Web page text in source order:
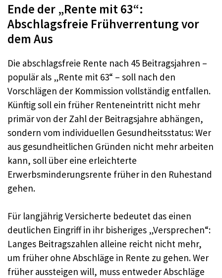
Ende der „Rente mit 63“:
Abschlagsfreie Frühverrentung vor
dem Aus
Die abschlagsfreie Rente nach 45 Beitragsjahren –
populär als „Rente mit 63“ – soll nach den
Vorschlägen der Kommission vollständig entfallen.
Künftig soll ein früher Renteneintritt nicht mehr
primär von der Zahl der Beitragsjahre abhängen,
sondern vom individuellen Gesundheitsstatus: Wer
aus gesundheitlichen Gründen nicht mehr arbeiten
kann, soll über eine erleichterte
Erwerbsminderungsrente früher in den Ruhestand
gehen.
Für langjährig Versicherte bedeutet das einen
deutlichen Eingriff in ihr bisheriges „Versprechen“:
Langes Beitragszahlen alleine reicht nicht mehr,
um früher ohne Abschläge in Rente zu gehen. Wer
früher aussteigen will, muss entweder Abschläge